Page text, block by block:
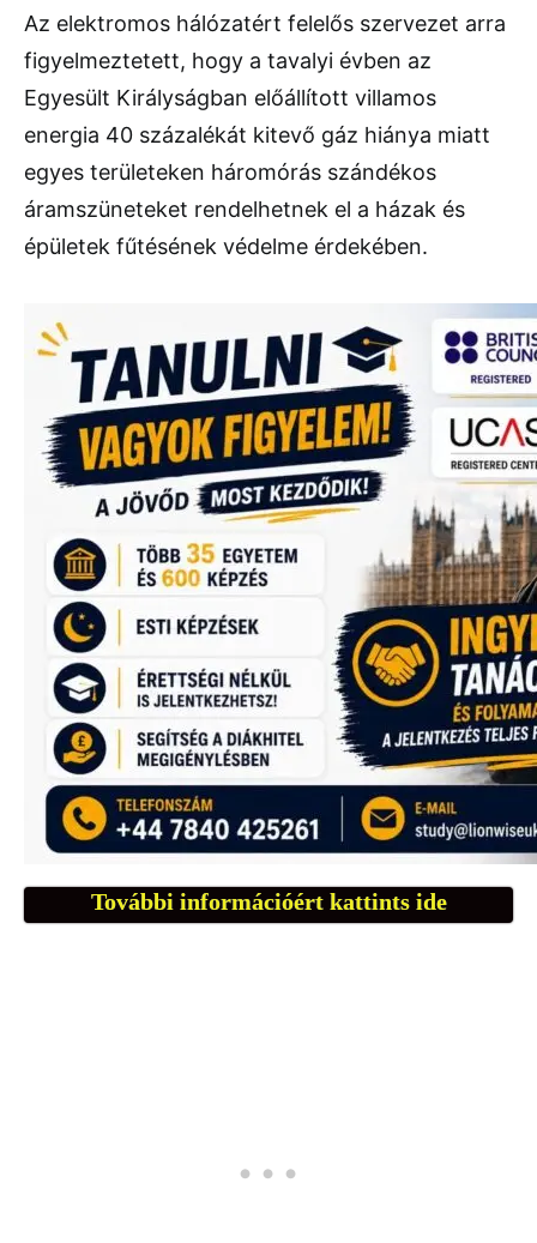
Az elektromos hálózatért felelős szervezet arra
figyelmeztetett, hogy a tavalyi évben az
Egyesült Királyságban előállított villamos
energia 40 százalékát kitevő gáz hiánya miatt
egyes területeken háromórás szándékos
áramszüneteket rendelhetnek el a házak és
épületek fűtésének védelme érdekében.
További információért kattints ide